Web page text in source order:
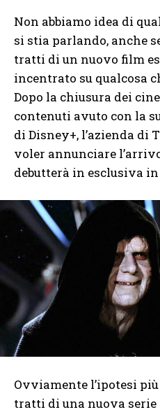
Non abbiamo idea di
si stia parlando, anche
tratti di un nuovo film
incentrato su qualcosa
Dopo la chiusura dei
contenuti avuto con la
di Disney+, l’azienda di
voler annunciare
debutterà in esclusiva
Ovviamente l’ipotesi
tratti di una nuova